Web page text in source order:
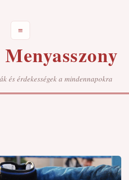
≡
és érdekességek a mindennapokra